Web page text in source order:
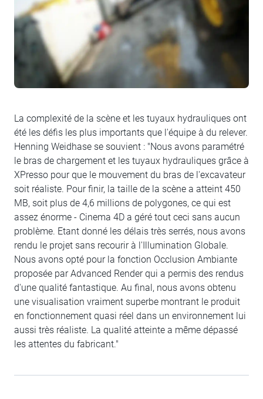
La complexité de la scène et les tuyaux hydrauliques ont
été les défis les plus importants que l'équipe à du relever.
Henning Weidhase se souvient : "Nous avons paramétré
le bras de chargement et les tuyaux hydrauliques grâce à
XPresso pour que le mouvement du bras de l'excavateur
soit réaliste. Pour finir, la taille de la scène a atteint 450
MB, soit plus de 4,6 millions de polygones, ce qui est
assez énorme - Cinema 4D a géré tout ceci sans aucun
problème. Etant donné les délais très serrés, nous avons
rendu le projet sans recourir à l'Illumination Globale.
Nous avons opté pour la fonction Occlusion Ambiante
proposée par Advanced Render qui a permis des rendus
d'une qualité fantastique. Au final, nous avons obtenu
une visualisation vraiment superbe montrant le produit
en fonctionnement quasi réel dans un environnement lui
aussi très réaliste. La qualité atteinte a même dépassé
les attentes du fabricant."